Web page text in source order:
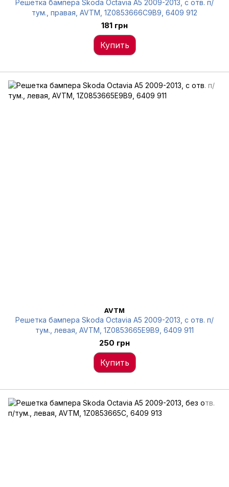
Решетка бампера Skoda Octavia A5 2009-2013, с отв. п/
тум., правая, AVTM, 1Z0853666C9B9, 6409 912
181 грн
Купить
AVTM
Решетка бампера Skoda Octavia A5 2009-2013, с отв. п/
тум., левая, AVTM, 1Z0853665E9B9, 6409 911
250 грн
Купить